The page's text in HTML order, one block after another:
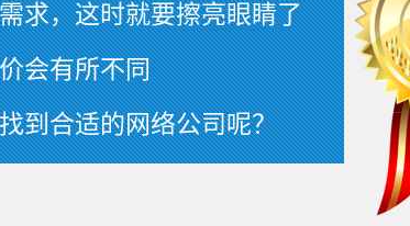
求，这时就要擦亮眼睛了
会有所不同
到合适的网络公司呢？